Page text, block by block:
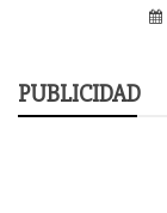
PUBLICIDAD